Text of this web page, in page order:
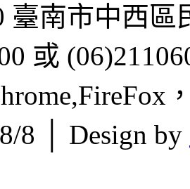
臺南市中西
或
8 │ Design by